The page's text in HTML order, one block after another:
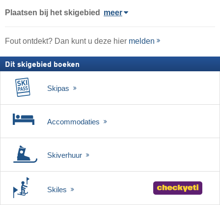
Plaatsen bij het skigebied meer
Fout ontdekt? Dan kunt u deze hier melden
Dit skigebied boeken
Skipas
Accommodaties
Skiverhuur
Skiles